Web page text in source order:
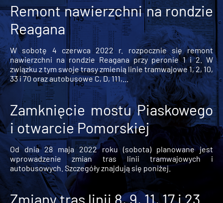
Remont nawierzchni na rondzie
Reagana
W sobotę 4 czerwca 2022 r. rozpocznie się remont
nawierzchni na rondzie Reagana przy peronie 1 i 2. W
związku z tym swoje trasy zmienią linie tramwajowe 1, 2, 10,
33 i 70 oraz autobusowe C, D, 111,...
Zamknięcie mostu Piaskowego
i otwarcie Pomorskiej
Od dnia 28 maja 2022 roku (sobota) planowane jest
wprowadzenie zmian tras linii tramwajowych i
autobusowych. Szczegóły znajdują się poniżej.
Zmiany tras linii 8, 9, 11, 17 i 23